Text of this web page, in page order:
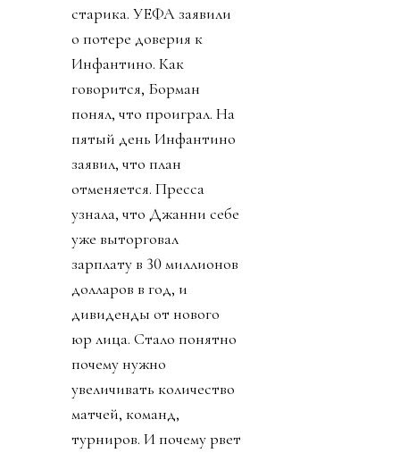
старика. УЕФА заявили
о потере доверия к
Инфантино. Как
говорится, Борман
понял, что проиграл. На
пятый день Инфантино
заявил, что план
отменяется. Пресса
узнала, что Джанни себе
уже выторговал
зарплату в 30 миллионов
долларов в год, и
дивиденды от нового
юр лица. Стало понятно
почему нужно
увеличивать количество
матчей, команд,
турниров. И почему рвет